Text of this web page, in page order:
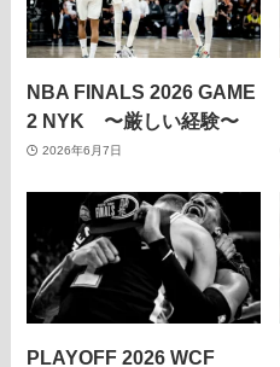
NBA FINALS 2026 GAME
2 NYK 〜厳しい経験〜
2026年6月7日
PLAYOFF 2026 WCF